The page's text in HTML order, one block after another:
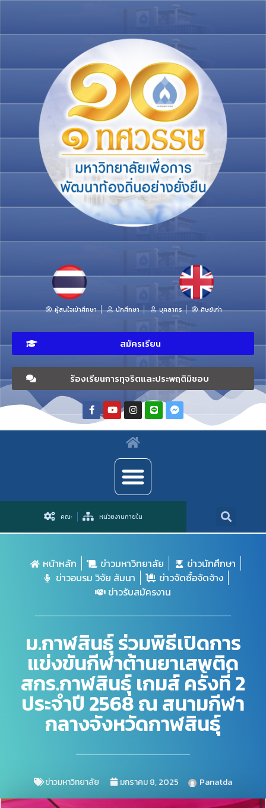
ผู้สนใจเข้าศึกษา นักศึกษา บุคลากร ศิษย์เก่า
สมัครเรียน
ร้องเรียนการทุจริตและประพฤติมิชอบ
คณะ หน่วยงานภายใน
หน้าหลัก ข่าวมหาวิทยาลัย
ข่าวนักศึกษา
ข่าวอบรม วิจัย สัมนา
ข่าวจัดซื้อจัดจ้าง
ข่าวรับสมัครงาน
ม.กาฬสินธุ์ ร่วมพิธีเปิดการ
แข่งขันกีฬาต้านยาเสพติด
สกร.กาฬสินธุ์ เกมส์ ครั้งที่ 2
ประจำปี 2568 ณ สนามกีฬา
กลางจังหวัดกาฬสินธุ์
ข่าวมหาวิทยาลัย มกราคม 8, 2025 Panatda